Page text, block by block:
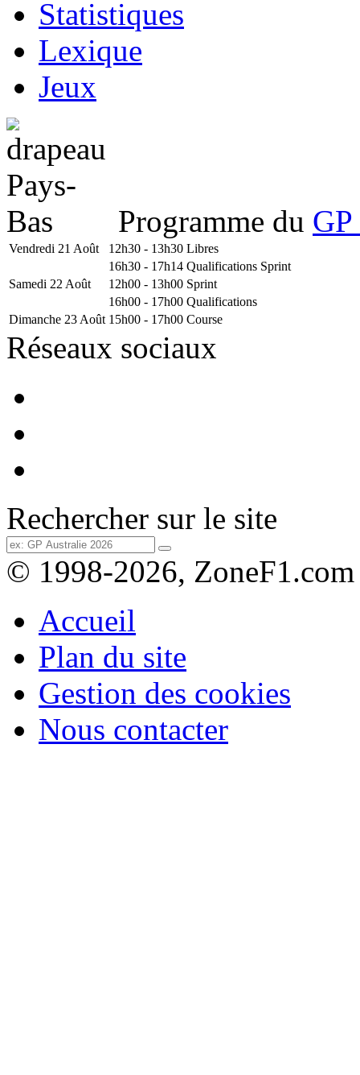
Statistiques
Lexique
Jeux
Programme du
Vendredi 21 Août 12h30 - 13h30 Libres
16h30 - 17h14 Qualifications Sprint
Samedi 22 Août
12h00 - 13h00 Sprint
16h00 - 17h00 Qualifications
Dimanche 23 Août 15h00 - 17h00 Course
Réseaux sociaux
Rechercher sur le site
© 1998-2026, ZoneF1.com
Accueil
Plan du site
Gestion des cookies
Nous contacter